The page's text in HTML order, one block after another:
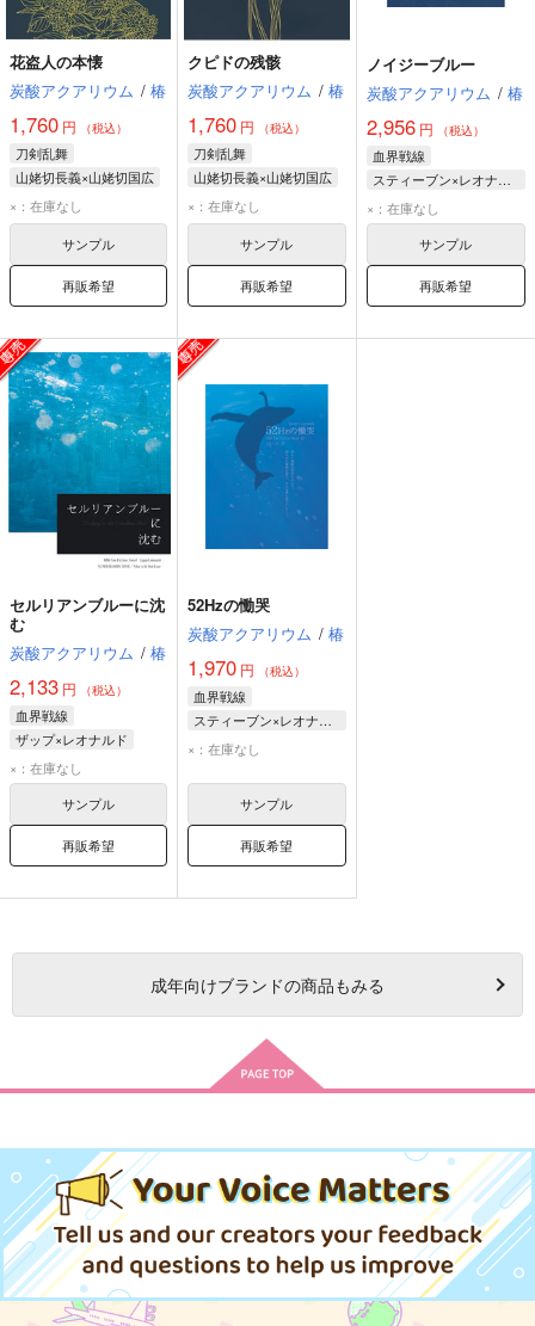
花盗人の本懐
炭酸アクアリウム / 椿
1,760 円 （税込）
刀剣乱舞
山姥切長義×山姥切国広
山姥切長義
山姥切国広
×：在庫なし
サンプル
再販希望
クピドの残骸
炭酸アクアリウム / 椿
1,760 円 （税込）
刀剣乱舞
山姥切長義×山姥切国広
山姥切長義
山姥切国広
×：在庫なし
サンプル
再販希望
ノイジーブルー
炭酸アクアリウム / 椿
2,956円 （税込）
血界戦線
スティーブン×レオナルド
レオナルド・ウォッチ
×：在庫なし
サンプル
再販希望
セルリアンブルーに沈
む
炭酸アクアリウム / 椿
2,133 円 （税込）
血界戦線
ザップ×レオナルド
ザップ・レンフロ
レオナルド・ウォッチ
×：在庫なし
サンプル
再販希望
52Hzの慟哭
炭酸アクアリウム / 椿
1,970 円 （税込）
血界戦線
スティーブン×レオナルド
×：在庫なし
サンプル
再販希望
成年向けブランドの商品もみる